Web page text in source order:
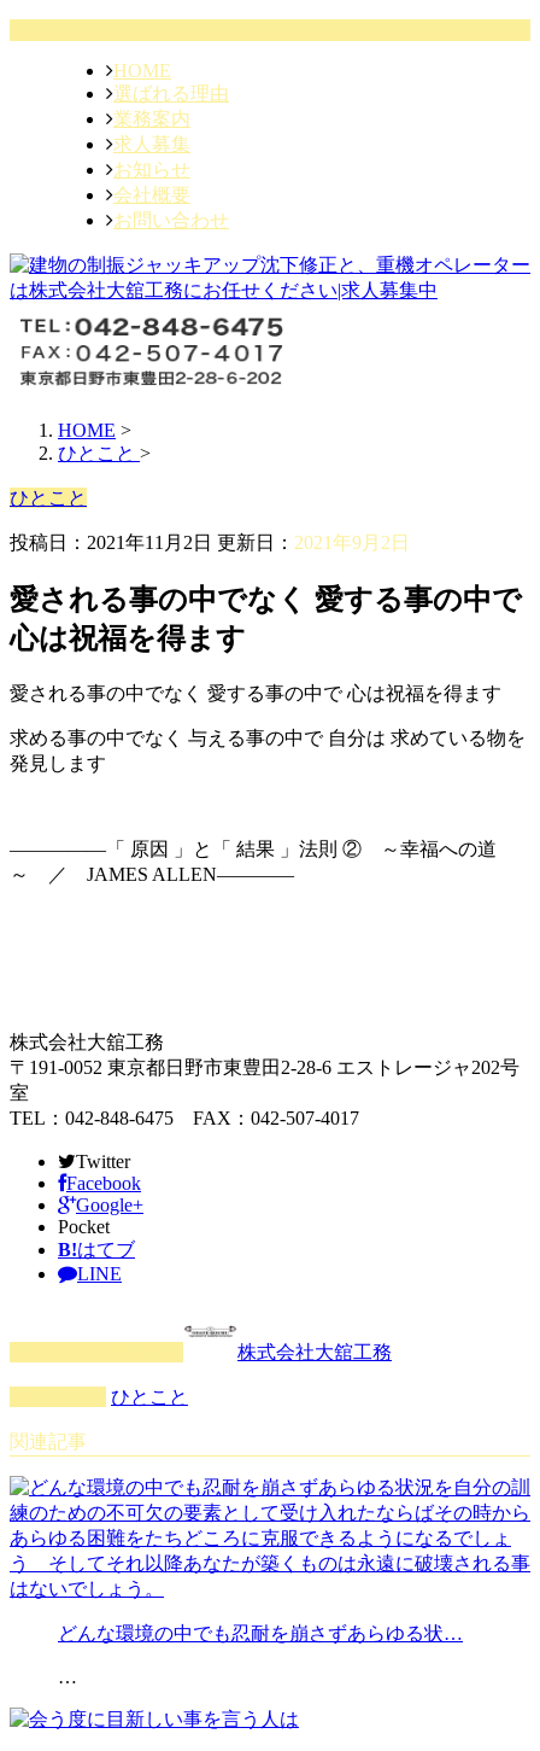
HOME
選ばれる理由
業務案内
求人募集
お知らせ
会社概要
お問い合わせ
HOME >
ひとこと >
ひとこと
投稿日：2021年11月2日 更新日： 2021年9月2日
愛される事の中でなく 愛する事の中で
心は祝福を得ます
愛される事の中でなく 愛する事の中で 心は祝福を得ます
求める事の中でなく 与える事の中で 自分は 求めている物を
発見します
—————「 原因 」と「 結果 」法則 ② ～幸福への道
～ ／ JAMES ALLEN————
株式会社大舘工務
〒191-0052 東京都日野市東豊田2-28-6 エストレージャ202号
室
TEL：042-848-6475 FAX：042-507-4017
Twitter
Facebook
Google+
Pocket
B!はてブ
LINE
株式会社大舘工務
ひとこと
関連記事
どんな環境の中でも忍耐を崩さずあらゆる状…
…